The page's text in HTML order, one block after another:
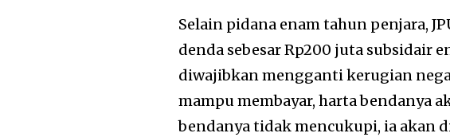
Selain pidana enam tahun penjara,
denda sebesar Rp200 juta subsidair
diwajibkan mengganti kerugian
mampu membayar, harta bendanya
bendanya tidak mencukupi, ia akan